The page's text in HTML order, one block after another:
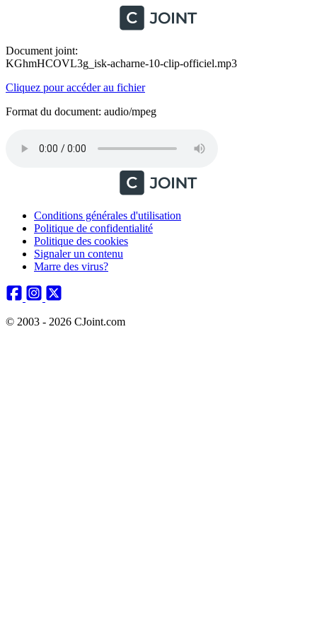
Document joint:
KGhmHCOVL3g_isk-acharne-10-clip-officiel.mp3
Cliquez pour accéder au fichier
Format du document: audio/mpeg
Conditions générales d'utilisation
Politique de confidentialité
Politique des cookies
Signaler un contenu
Marre des virus?
© 2003 - 2026 CJoint.com